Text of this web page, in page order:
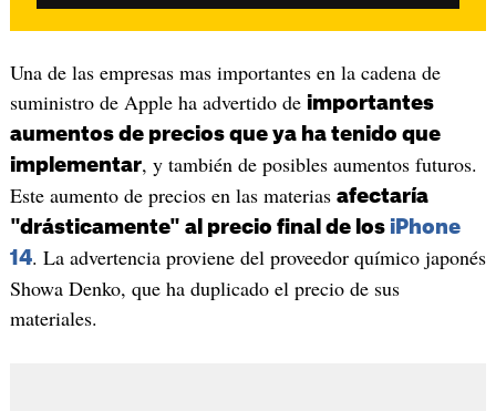
Una de las empresas mas importantes en la cadena de
suministro de Apple ha advertido de importantes
aumentos de precios que ya ha tenido que
implementar, y también de posibles aumentos futuros.
Este aumento de precios en las materias afectaría
"drásticamente" al precio final de los iPhone
14. La advertencia proviene del proveedor químico japonés
Showa Denko, que ha duplicado el precio de sus
materiales.